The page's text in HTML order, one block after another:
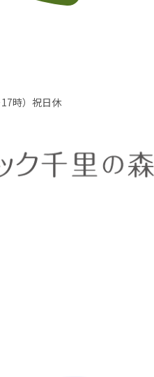
時）祝日休